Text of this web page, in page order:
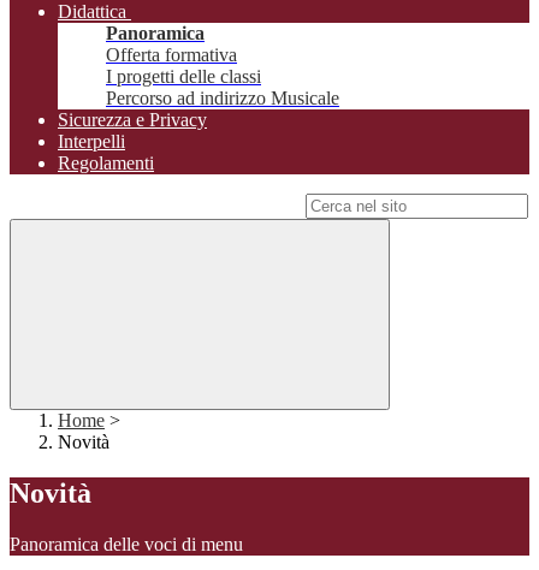
Didattica
Panoramica
Offerta formativa
I progetti delle classi
Percorso ad indirizzo Musicale
Sicurezza e Privacy
Interpelli
Regolamenti
Home >
Novità
Novità
Panoramica delle voci di menu